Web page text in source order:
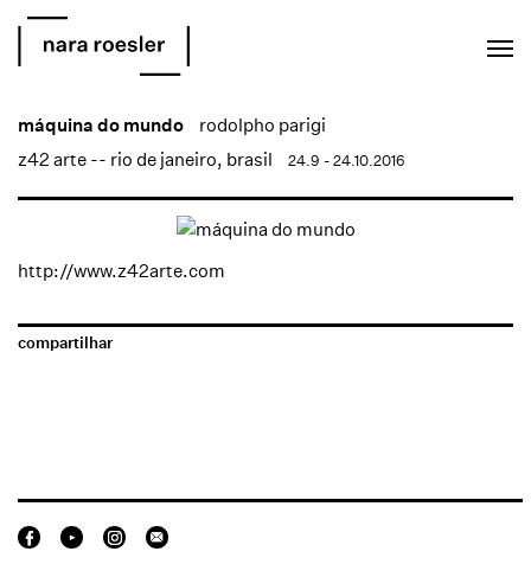
máquina do mundo
rodolpho parigi
z42 arte -- rio de janeiro, brasil
24.9 - 24.10.2016
http://www.z42arte.com
compartilhar